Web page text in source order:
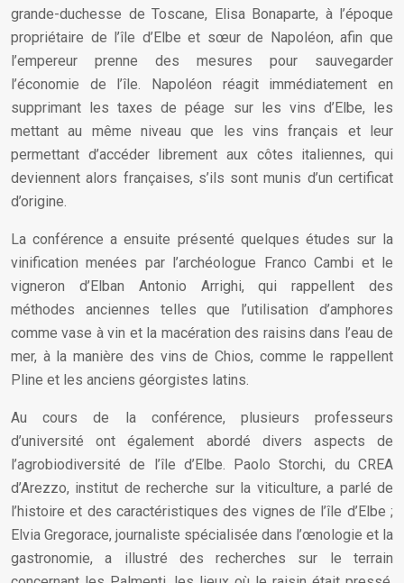
grande-duchesse de Toscane, Elisa Bonaparte, à l’époque
propriétaire de l’île d’Elbe et sœur de Napoléon, afin que
l’empereur prenne des mesures pour sauvegarder
l’économie de l’île. Napoléon réagit immédiatement en
supprimant les taxes de péage sur les vins d’Elbe, les
mettant au même niveau que les vins français et leur
permettant d’accéder librement aux côtes italiennes, qui
deviennent alors françaises, s’ils sont munis d’un certificat
d’origine.
La conférence a ensuite présenté quelques études sur la
vinification menées par l’archéologue Franco Cambi et le
vigneron d’Elban Antonio Arrighi, qui rappellent des
méthodes anciennes telles que l’utilisation d’amphores
comme vase à vin et la macération des raisins dans l’eau de
mer, à la manière des vins de Chios, comme le rappellent
Pline et les anciens géorgistes latins.
Au cours de la conférence, plusieurs professeurs
d’université ont également abordé divers aspects de
l’agrobiodiversité de l’île d’Elbe. Paolo Storchi, du CREA
d’Arezzo, institut de recherche sur la viticulture, a parlé de
l’histoire et des caractéristiques des vignes de l’île d’Elbe ;
Elvia Gregorace, journaliste spécialisée dans l’œnologie et la
gastronomie, a illustré des recherches sur le terrain